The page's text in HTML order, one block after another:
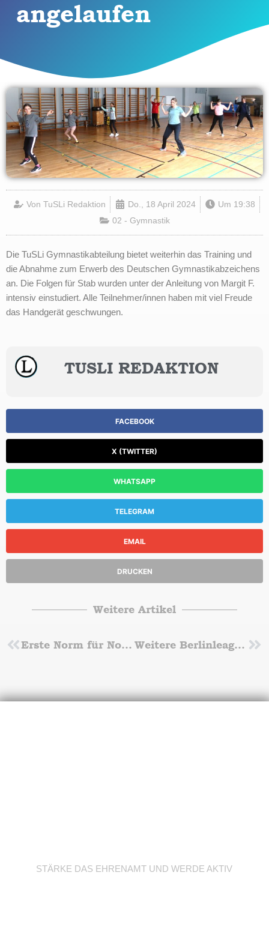
angelaufen
Von TuSLi Redaktion Do., 18 April 2024 Um 19:38
02 - Gymnastik
Die TuSLi Gymnastikabteilung bietet weiterhin das Training und
die Abnahme zum Erwerb des Deutschen Gymnastikabzeichens
an. Die Folgen für Stab wurden unter der Anleitung von Margit F.
intensiv einstudiert. Alle Teilnehmer/innen haben mit viel Freude
das Handgerät geschwungen.
TUSLI REDAKTION
FACEBOOK
X (TWITTER)
WHATSAPP
TELEGRAM
EMAIL
DRUCKEN
Weitere Artikel
Zurück Erste Norm für Norddeutsche Meisterschaften erfüllt Weitere Berlinleague Punkte gesichert
STÄRKE DAS EHRENAMT UND WERDE AKTIV